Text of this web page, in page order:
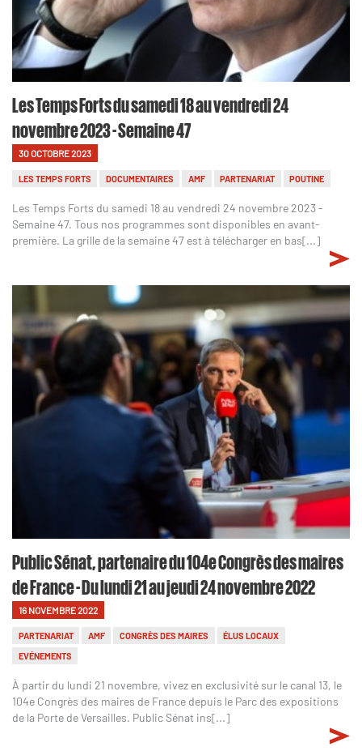
Les Temps Forts du samedi 18 au vendredi 24
novembre 2023 - Semaine 47
30 OCTOBRE 2023
LES TEMPS FORTS DOCUMENTAIRES AMF PARTENARIAT POUTINE
Les Temps Forts du samedi 18 au vendredi 24 novembre 2023 -
Semaine 47. Tous nos programmes sont disponibles en avant-
première. La grille de la semaine 47 est à télécharger en bas[...]
Public Sénat, partenaire du 104e Congrès des maires
de France - Du lundi 21 au jeudi 24 novembre 2022
16 NOVEMBRE 2022
PARTENARIAT AMF CONGRÈS DES MAIRES
ÉLUS LOCAUX
EVÉNEMENTS
À partir du lundi 21 novembre, vivez en exclusivité sur le canal 13, le
104e Congrès des maires de France depuis le Parc des expositions
de la Porte de Versailles. Public Sénat ins[...]